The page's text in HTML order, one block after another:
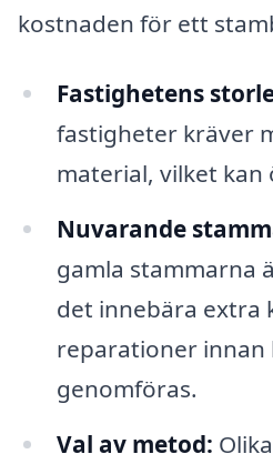
kostnaden för ett
Fastighetens
fastigheter kräver
material, vilket kan
Nuvarande
gamla stammarna
det innebära extra
reparationer innan
genomföras.
Val av metod: